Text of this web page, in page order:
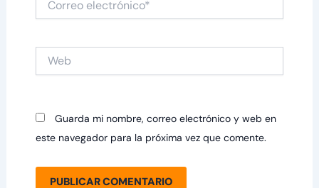
electrónico*
Guarda mi nombre, correo electrónico y web en
este navegador para la próxima vez que comente.